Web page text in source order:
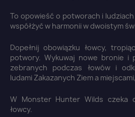
To opowieść o potworach i
współżyć w harmonii w dwoistym
Dopełnij obowiązku łowcy,
potwory. Wykuwaj nowe bronie i
zebranych podczas łowów i
ludami Zakazanych Ziem a
W Monster Hunter Wilds czeka
łowcy.